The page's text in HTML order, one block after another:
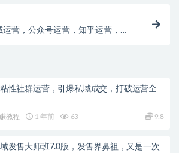
营，公众号运营，知乎运营，底
性社群运营，引爆私域成交，打破运营全
教程 1 年前 63 9.8
发售大师班7.0版，发售界鼻祖，又是一次